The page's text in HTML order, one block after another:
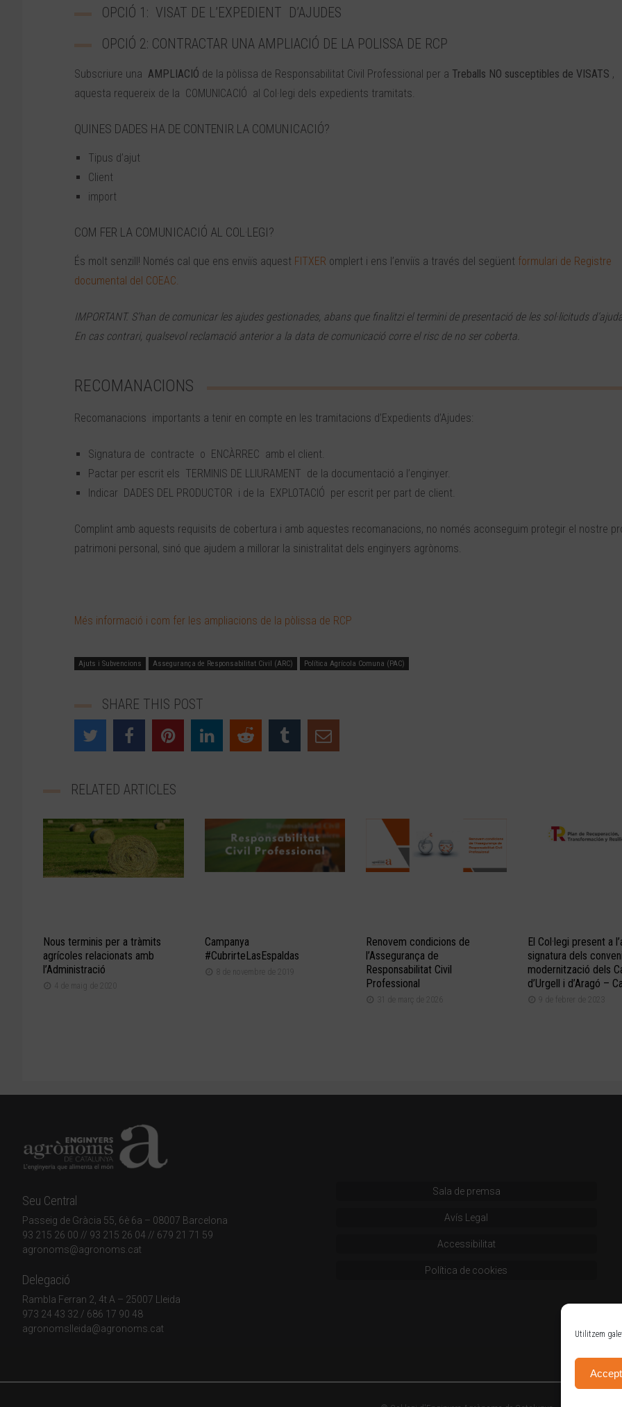
Utilitzem
OPCIÓ 1: VISAT DE L’EXPEDIENT D’AJUDES
OPCIÓ 2: CONTRACTAR UNA AMPLIACIÓ DE LA POLISSA DE RCP
Subscriure una AMPLIACIÓ de la pòlissa de Responsabilitat Civil Professional per a Treballs NO susceptibles de VISATS ,
aquesta requereix de la COMUNICACIÓ al Col·legi dels expedients tramitats.
QUINES DADES HA DE CONTENIR LA COMUNICACIÓ?
Tipus d’ajut
Client
import
COM FER LA COMUNICACIÓ AL COL·LEGI?
És molt senzill! Només cal que ens enviïs aquest FITXER omplert i ens l’enviïs a través del següent formulari de Registre
documental del COEAC.
IMPORTANT. S’han de comunicar les ajudes gestionades, abans que finalitzi el termini de presentació de les sol·licituds
En cas contrari, qualsevol reclamació anterior a la data de comunicació corre el risc de no ser coberta.
RECOMANACIONS
Recomanacions importants a tenir en compte en les tramitacions d’Expedients d’Ajudes:
Signatura de contracte o ENCÀRREC amb el client.
Pactar per escrit els TERMINIS DE LLIURAMENT de la documentació a l’enginyer.
Indicar DADES DEL PRODUCTOR i de la EXPLOTACIÓ per escrit per part de client.
Complint amb aquests requisits de cobertura i amb aquestes recomanacions, no només aconseguim protegir el nostre
patrimoni personal, sinó que ajudem a millorar la sinistralitat dels enginyers agrònoms.
Més informació i com fer les ampliacions de la pòlissa de RCP
Ajuts i Subvencions Assegurança de Responsabilitat Civil (ARC) Política Agrícola Comuna (PAC)
SHARE THIS POST
RELATED ARTICLES
Nous terminis per a tràmits
agrícoles relacionats amb
l’Administració
4 de maig de 2020
Campanya
#CubrirteLasEspaldas
8 de novembre de 2019
Renovem condicions de
l’Assegurança de
Responsabilitat Civil
Professional
31 de març de 2026
El Col·legi present a
signatura dels
modernització dels
d’Urgell i d’Aragó –
9 de febrer de 2023
Seu Central
Passeig de Gràcia 55, 6è 6a – 08007 Barcelona
93 215 26 00 // 93 215 26 04 // 679 21 71 59
agronoms@agronoms.cat
Delegació
Rambla Ferran 2, 4t A – 25007 Lleida
973 24 43 32 / 686 17 90 48
agronomslleida@agronoms.cat
Sala de premsa
Avís Legal
Accessibilitat
Política de cookies